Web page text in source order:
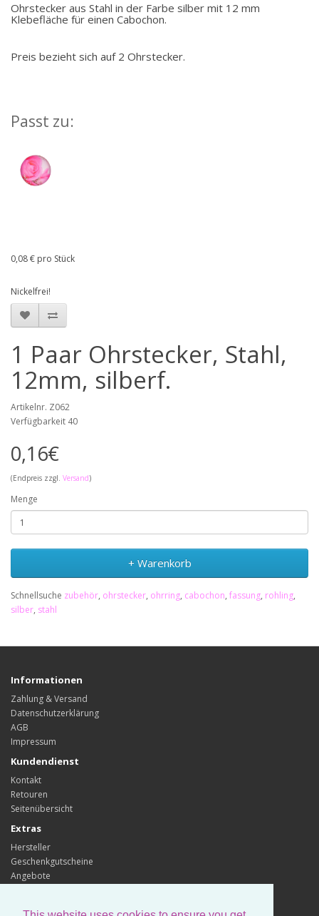
Ohrstecker aus Stahl in der Farbe silber mit 12 mm
Klebefläche für einen Cabochon.
Preis bezieht sich auf 2 Ohrstecker.
Passt zu:
0,08 € pro Stück
Nickelfrei!
1 Paar Ohrstecker, Stahl,
12mm, silberf.
Artikelnr. Z062
Verfügbarkeit 40
0,16€
(Endpreis zzgl. Versand)
Menge
+ Warenkorb
Schnellsuche zubehör, ohrstecker, ohrring, cabochon, fassung, rohling,
silber, stahl
Informationen
Zahlung & Versand
Datenschutzerklärung
AGB
Impressum
Kundendienst
Kontakt
Retouren
Seitenübersicht
Extras
Hersteller
Geschenkgutscheine
Angebote